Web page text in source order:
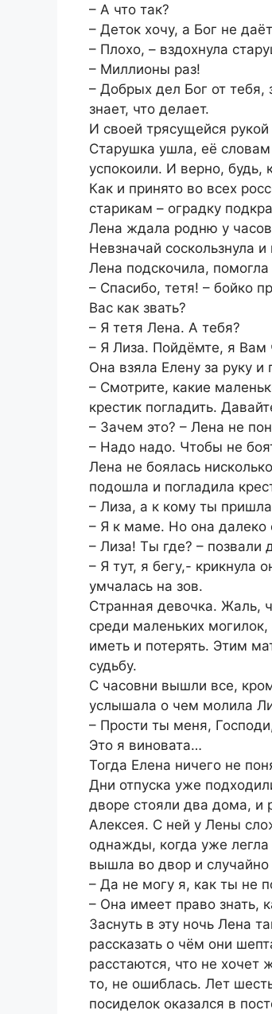
– А что так?
– Деток хочу, а Бог не
– Плохо, – вздохнула
– Миллионы раз!
– Добрых дел Бог от тебя,
знает, что делает.
И своей трясущейся
Старушка ушла, её
успокоили. И верно, будь,
Как и принято во всех
старикам – оградку
Лена ждала родню у
Невзначай соскользнула
Лена подскочила, помогла
– Спасибо, тетя! – бойко
Вас как звать?
– Я тетя Лена. А тебя?
– Я Лиза. Пойдёмте, я Вам
Она взяла Елену за руку
– Смотрите, какие
крестик погладить.
– Зачем это? – Лена не
– Надо надо. Чтобы не
Лена не боялась
подошла и погладила
– Лиза, а к кому ты
– Я к маме. Но она далеко
– Лиза! Ты где? – позвали
– Я тут, я бегу,- крикнула
умчалась на зов.
Странная девочка. Жаль,
среди маленьких
иметь и потерять. Этим
судьбу.
С часовни вышли все,
услышала о чем молила
– Прости ты меня,
Это я виновата…
Тогда Елена ничего не
Дни отпуска уже
дворе стояли два дома, и
Алексея. С ней у Лены
однажды, когда уже легла
вышла во двор и случайно
– Да не могу я, как ты не
– Она имеет право знать,
Заснуть в эту ночь Лена
рассказать о чём они
расстаются, что не
то, не ошиблась. Лет
посиделок оказался в